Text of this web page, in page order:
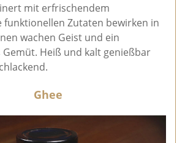
mit erfrischendem
funktionellen Zutaten bewirken in
wachen Geist und ein
Gemüt. Heiß und kalt genießbar
Ghee